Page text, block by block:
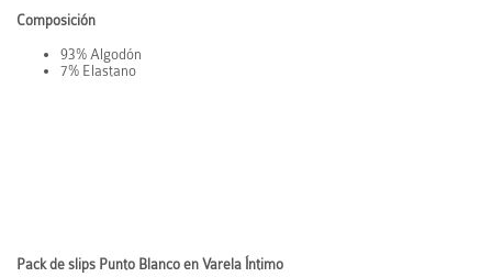
Composición
93% Algodón
7% Elastano
Pack de slips Punto Blanco en Varela Íntimo